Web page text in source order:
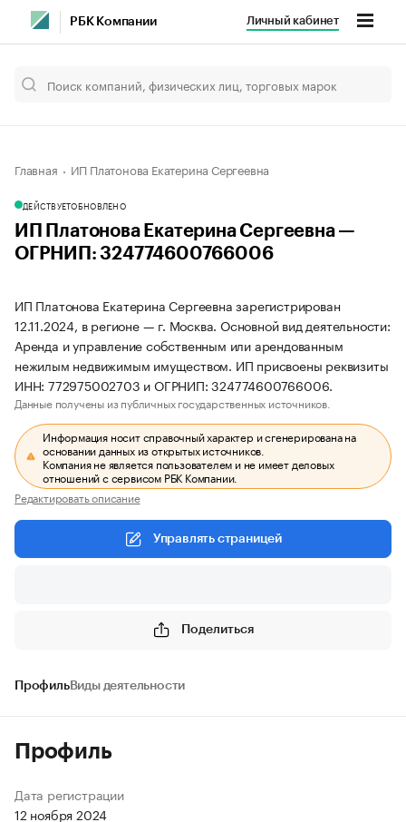
РБК Компании Личный кабинет
Главная ИП Платонова Екатерина Сергеевна
ДЕЙСТВУЕТОБНОВЛЕНО
ИП Платонова Екатерина Сергеевна —
ОГРНИП: 324774600766006
ИП Платонова Екатерина Сергеевна зарегистрирован
12.11.2024, в регионе — г. Москва. Основной вид деятельности:
Аренда и управление собственным или арендованным
нежилым недвижимым имуществом. ИП присвоены реквизиты
ИНН: 772975002703 и ОГРНИП: 324774600766006.
Данные получены из публичных государственных источников.
Информация носит справочный характер и сгенерирована на
основании данных из открытых источников.
Компания не является пользователем и не имеет деловых
отношений с сервисом РБК Компании.
Редактировать описание
Управлять страницей
Поделиться
ПрофильВиды деятельности
Профиль
Дата регистрации
12 ноября 2024